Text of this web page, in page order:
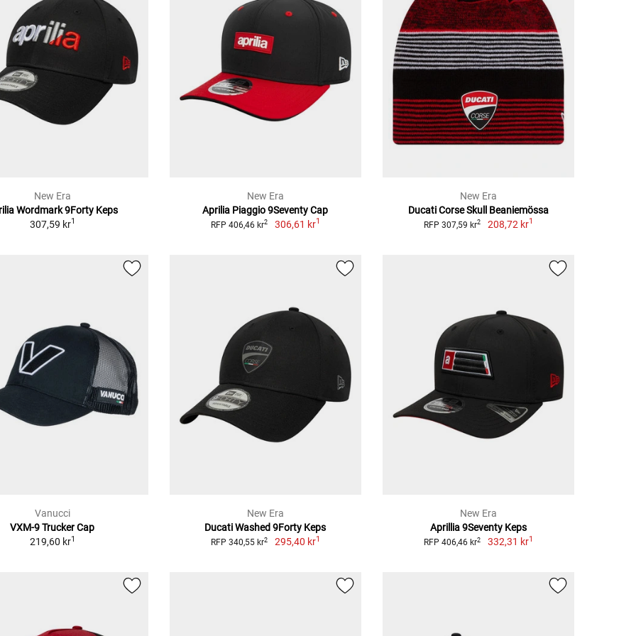
New Era
Wordmark 9Forty Keps
307,59 kr1
New Era
Aprilia Piaggio 9Seventy Cap
RFP 406,46 kr2 306,61 kr1
New Era
Ducati Corse Skull Beaniemössa
RFP 307,59 kr2 208,72 kr1
Vanucci
VXM-9 Trucker Cap
219,60 kr1
New Era
Ducati Washed 9Forty Keps
RFP 340,55 kr2 295,40 kr1
New Era
Aprillia 9Seventy Keps
RFP 406,46 kr2 332,31 kr1